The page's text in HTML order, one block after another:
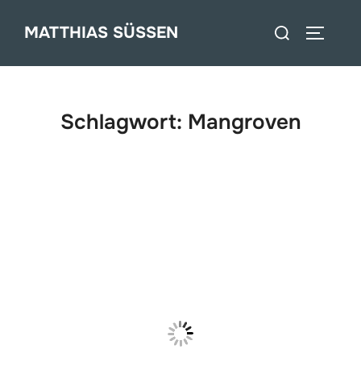
InhaltMATTHIAS SÜSSEN
Suchen
Schlagwort: Mangroven